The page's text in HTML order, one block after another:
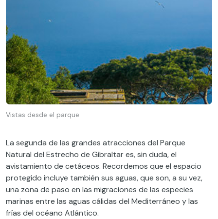
Vistas desde el parque
La segunda de las grandes atracciones del Parque
Natural del Estrecho de Gibraltar es, sin duda, el
avistamiento de cetáceos. Recordemos que el espacio
protegido incluye también sus aguas, que son, a su vez,
una zona de paso en las migraciones de las especies
marinas entre las aguas cálidas del Mediterráneo y las
frías del océano Atlántico.